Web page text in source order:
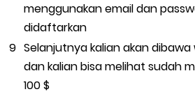
menggunakan email dan
didaftarkan
Selanjutnya kalian akan
dan kalian bisa melihat sudah
100 $